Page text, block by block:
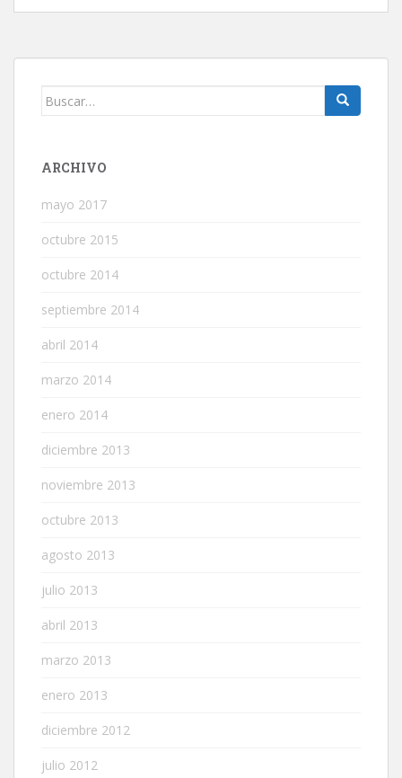
Buscar:
ARCHIVO
mayo 2017
octubre 2015
octubre 2014
septiembre 2014
abril 2014
marzo 2014
enero 2014
diciembre 2013
noviembre 2013
octubre 2013
agosto 2013
julio 2013
abril 2013
marzo 2013
enero 2013
diciembre 2012
julio 2012